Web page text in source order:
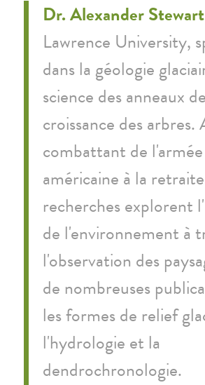
Dr. Alexander Stewart
Lawrence University,
dans la géologie
science des anneaux de
croissance des arbres.
combattant de l'armée
américaine à la
recherches explorent
de l'environnement à
l'observation des
de nombreuses
les formes de relief
l'hydrologie et la
dendrochronologie.